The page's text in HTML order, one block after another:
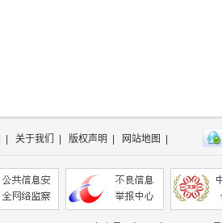
关于我们 版权声明 网站地图